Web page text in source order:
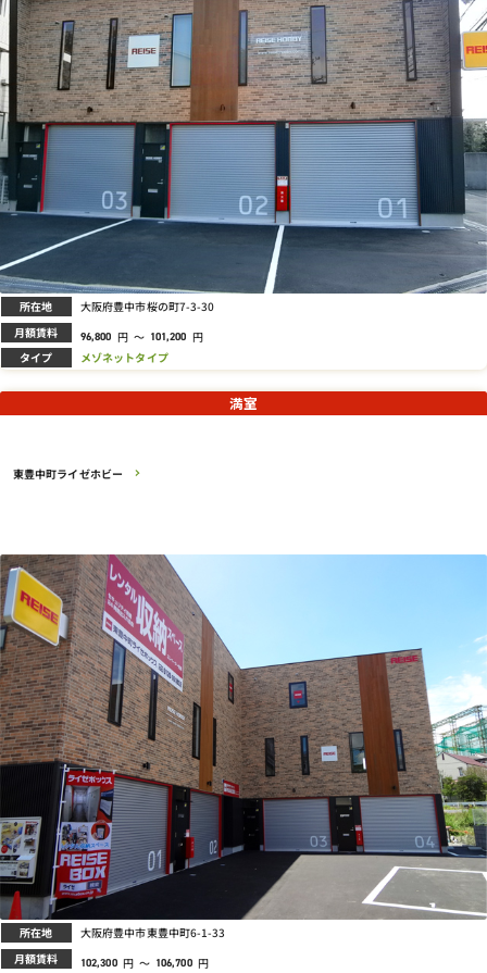
所在地 大阪府豊中市桜の町7-3-30
月額賃料 96,800 円 ～ 101,200 円
タイプ メゾネットタイプ
東豊中町ライゼホビー
満室
所在地 大阪府豊中市東豊中町6-1-33
月額賃料 102,300 円 ～ 106,700 円